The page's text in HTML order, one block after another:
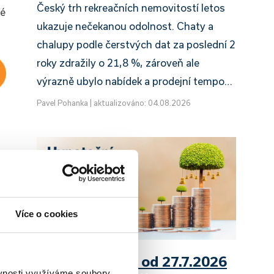
Více o cookies
Český trh rekreačních nemovitostí letos
ukazuje nečekanou odolnost. Chaty a
chalupy podle čerstvých dat za poslední 2
roky zdražily o 21,8 %, zároveň ale
výrazně ubylo nabídek a prodejní tempo…
Pavel Pohanka aktualizováno: 04.08.2026
UniCredit Bank od 27.7.2026